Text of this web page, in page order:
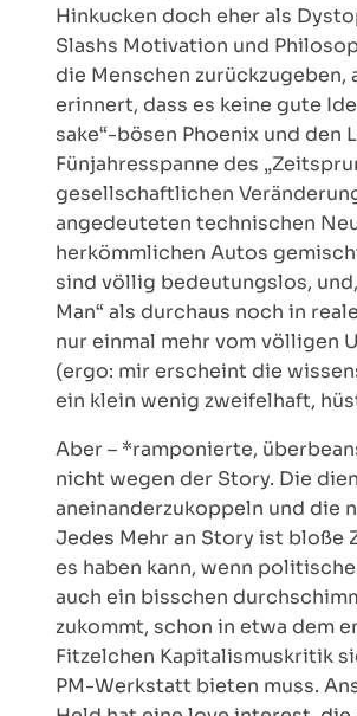
Hinkucken doch eher als
Slashs Motivation und
die Menschen
erinnert, dass es keine gute
sake“-bösen Phoenix und den
Fünjahresspanne des
gesellschaftlichen
angedeuteten technischen
herkömmlichen Autos
sind völlig bedeutungslos,
Man“ als durchaus noch in
nur einmal mehr vom völligen
(ergo: mir erscheint die
ein klein wenig zweifelhaft,
Aber – *ramponierte,
nicht wegen der Story. Die
aneinanderzukoppeln und die
Jedes Mehr an Story ist bloße
es haben kann, wenn
auch ein bisschen
zukommt, schon in etwa dem
Fitzelchen Kapitalismuskritik
PM-Werkstatt bieten muss.